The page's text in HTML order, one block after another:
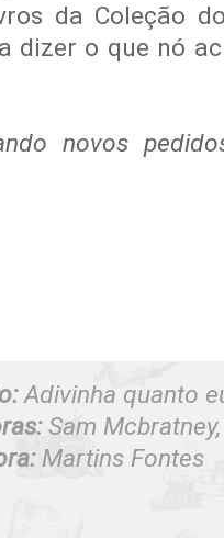
da Coleção
dizer o que nó
novos
Adivinha quanto
Sam
Martins Fontes